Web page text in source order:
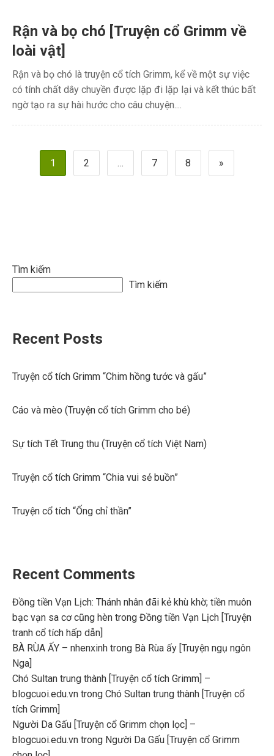
Rận và bọ chó [Truyện cổ Grimm về
loài vật]
Rận và bọ chó là truyện cổ tích Grimm, kể về một sự việc
có tính chất dây chuyền được lặp đi lặp lại và kết thúc bất
ngờ tạo ra sự hài hước cho câu chuyện....
Phân
trang
1 2 … 7 8 »
Tìm kiếm
Tìm kiếm
Recent Posts
Truyện cổ tích Grimm “Chim hồng tước và gấu”
Cáo và mèo (Truyện cổ tích Grimm cho bé)
Sự tích Tết Trung thu (Truyện cổ tích Việt Nam)
Truyện cổ tích Grimm “Chia vui sẻ buồn”
Truyện cổ tích “Ống chỉ thần”
Recent Comments
Đồng tiền Vạn Lịch: Thánh nhân đãi kẻ khù khờ; tiền muôn
bạc vạn sa cơ cũng hèn trong Đồng tiền Vạn Lịch [Truyện
tranh cổ tích hấp dẫn]
BÀ RÙA ẤY – nhenxinh trong Bà Rùa ấy [Truyện ngụ ngôn
Nga]
Chó Sultan trung thành [Truyện cổ tích Grimm] –
blogcuoi.edu.vn trong Chó Sultan trung thành [Truyện cổ
tích Grimm]
Người Da Gấu [Truyện cổ Grimm chọn lọc] –
blogcuoi.edu.vn trong Người Da Gấu [Truyện cổ Grimm